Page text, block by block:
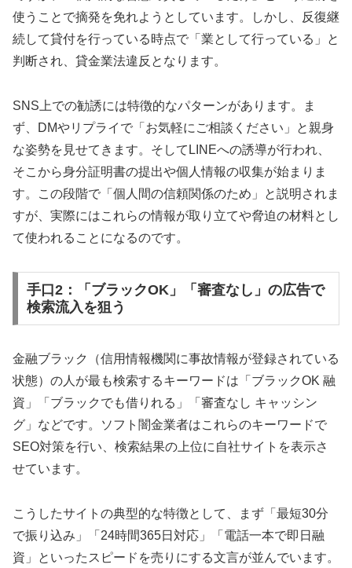
使うことで摘発を免れようとしています。しかし、反復継
続して貸付を行っている時点で「業として行っている」と
判断され、貸金業法違反となります。
SNS上での勧誘には特徴的なパターンがあります。ま
ず、DMやリプライで「お気軽にご相談ください」と親身
な姿勢を見せてきます。そしてLINEへの誘導が行われ、
そこから身分証明書の提出や個人情報の収集が始まりま
す。この段階で「個人間の信頼関係のため」と説明されま
すが、実際にはこれらの情報が取り立てや脅迫の材料とし
て使われることになるのです。
手口2：「ブラックOK」「審査なし」の広告で
検索流入を狙う
金融ブラック（信用情報機関に事故情報が登録されている
状態）の人が最も検索するキーワードは「ブラックOK 融
資」「ブラックでも借りれる」「審査なし キャッシン
グ」などです。ソフト闇金業者はこれらのキーワードで
SEO対策を行い、検索結果の上位に自社サイトを表示さ
せています。
こうしたサイトの典型的な特徴として、まず「最短30分
で振り込み」「24時間365日対応」「電話一本で即日融
資」といったスピードを売りにする文言が並んでいます。